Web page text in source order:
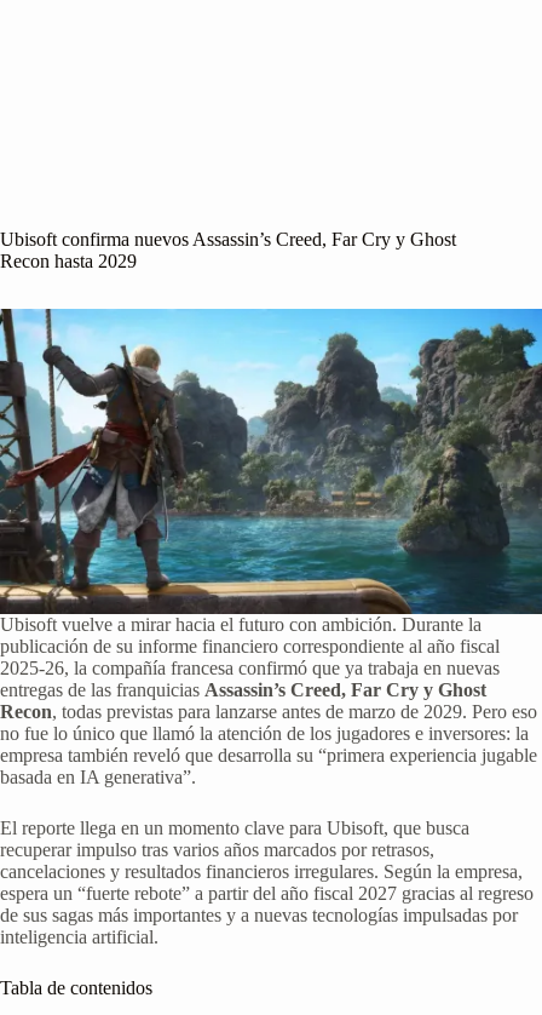
Ubisoft confirma nuevos Assassin’s Creed, Far Cry y Ghost
Recon hasta 2029
Ubisoft vuelve a mirar hacia el futuro con ambición. Durante la
publicación de su informe financiero correspondiente al año fiscal
2025-26, la compañía francesa confirmó que ya trabaja en nuevas
entregas de las franquicias Assassin’s Creed, Far Cry y Ghost
Recon, todas previstas para lanzarse antes de marzo de 2029. Pero eso
no fue lo único que llamó la atención de los jugadores e inversores: la
empresa también reveló que desarrolla su “primera experiencia jugable
basada en IA generativa”.
El reporte llega en un momento clave para Ubisoft, que busca
recuperar impulso tras varios años marcados por retrasos,
cancelaciones y resultados financieros irregulares. Según la empresa,
espera un “fuerte rebote” a partir del año fiscal 2027 gracias al regreso
de sus sagas más importantes y a nuevas tecnologías impulsadas por
inteligencia artificial.
Tabla de contenidos